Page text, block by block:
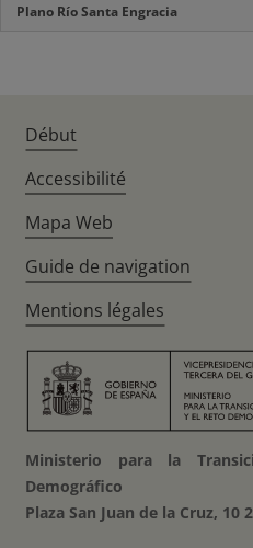
Plano Río Santa Engracia
Début
Accessibilité
Mapa Web
Guide de navigation
Mentions légales
Ministerio para la
Demográfico
Plaza San Juan de la Cruz, 10